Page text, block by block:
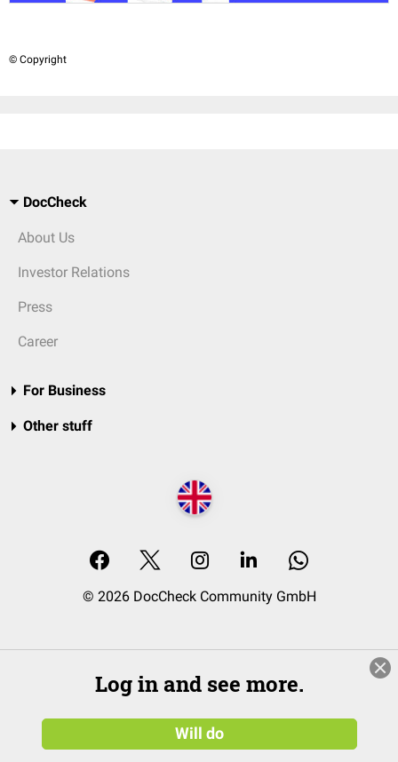
© Copyright
DocCheck
About Us
Investor Relations
Press
Career
For Business
Other stuff
© 2026 DocCheck Community GmbH
Log in and see more.
Will do